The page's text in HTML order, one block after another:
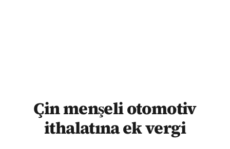
Çin menşeli otomotiv
ithalatına ek vergi